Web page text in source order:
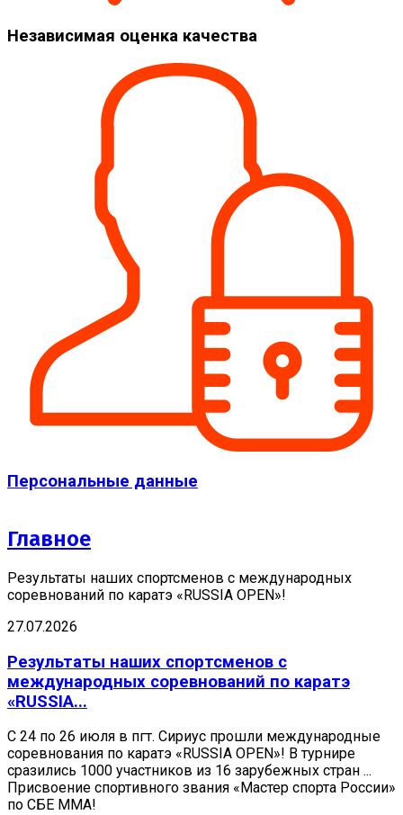
Независимая оценка качества
Персональные данные
Главное
Результаты наших спортсменов с международных
соревнований по каратэ «RUSSIA OPEN»!
27.07.2026
Результаты наших спортсменов с
международных соревнований по каратэ
«RUSSIA...
С 24 по 26 июля в пгт. Сириус прошли международные
соревнования по каратэ «RUSSIA OPEN»! В турнире
сразились 1000 участников из 16 зарубежных стран ...
Присвоение спортивного звания «Мастер спорта России»
по СБЕ ММА!